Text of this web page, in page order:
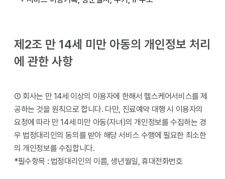
제2조 만 14세 미만 아동의 개인정보 처리
에 관한 사항
① 회사는 만 14세 이상의 이용자에 한해서 헬스케어서비스를 제
공하는 것을 원칙으로 합니다. 다만, 진료예약 대행 시 이용자의
요청에 따라 만 14세 미만 아동(자녀)의 개인정보를 수집하는 경
우 법정대리인의 동의를 받아 해당 서비스 수행에 필요한 최소한
의 개인정보를 수집합니다.
*필수항목 : 법정대리인의 이름, 생년월일, 휴대전화번호